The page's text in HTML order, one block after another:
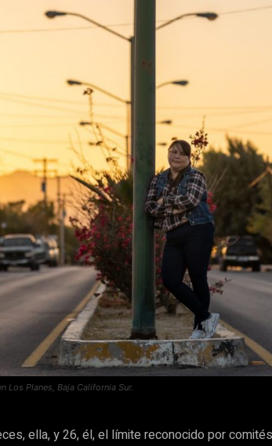
Los Planes, Baja California Sur.
ella, y 26, él, el límite reconocido por